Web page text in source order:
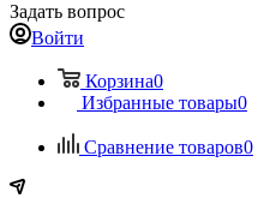
Задать вопрос
Войти
Корзина0
Избранные товары0
Сравнение товаров0